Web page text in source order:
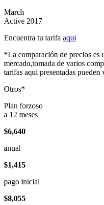
March
Active 2017
Encuentra tu tarifa aqui
*La comparación de precios es
mercado,tomada de varios
tarifas aqui presentadas pueden
Otros*
Plan forzoso
a 12 meses
$6,640
anual
$1,415
pago inicial
$8,055